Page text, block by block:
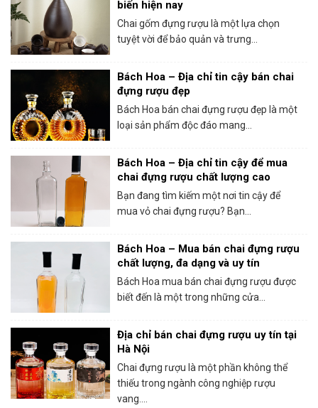
biến hiện nay
Chai gốm đựng rượu là một lựa chọn
tuyệt vời để bảo quản và trưng...
Bách Hoa – Địa chỉ tin cậy bán chai
đựng rượu đẹp
Bách Hoa bán chai đựng rượu đẹp là một
loại sản phẩm độc đáo mang...
Bách Hoa – Địa chỉ tin cậy để mua
chai đựng rượu chất lượng cao
Bạn đang tìm kiếm một nơi tin cậy để
mua vỏ chai đựng rượu? Bạn...
Bách Hoa – Mua bán chai đựng rượu
chất lượng, đa dạng và uy tín
Bách Hoa mua bán chai đựng rượu được
biết đến là một trong những cửa...
Địa chỉ bán chai đựng rượu uy tín tại
Hà Nội
Chai đựng rượu là một phần không thể
thiếu trong ngành công nghiệp rượu
vang....